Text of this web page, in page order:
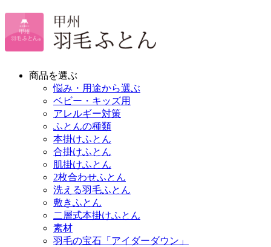
商品を選ぶ
悩み・用途から選ぶ
ベビー・キッズ用
アレルギー対策
ふとんの種類
本掛けふとん
合掛けふとん
肌掛けふとん
2枚合わせふとん
洗える羽毛ふとん
敷きふとん
二層式本掛けふとん
素材
羽毛の宝石「アイダーダウン」